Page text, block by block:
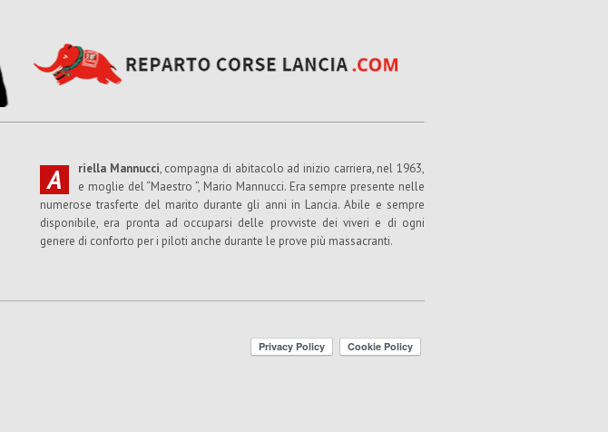
A riella Mannucci, compagna di abitacolo ad inizio carriera, nel 1963,
e moglie del “Maestro ”, Mario Mannucci. Era sempre presente nelle
numerose trasferte del marito durante gli anni in Lancia. Abile e sempre
disponibile, era pronta ad occuparsi delle provviste dei viveri e di ogni
genere di conforto per i piloti anche durante le prove più massacranti.